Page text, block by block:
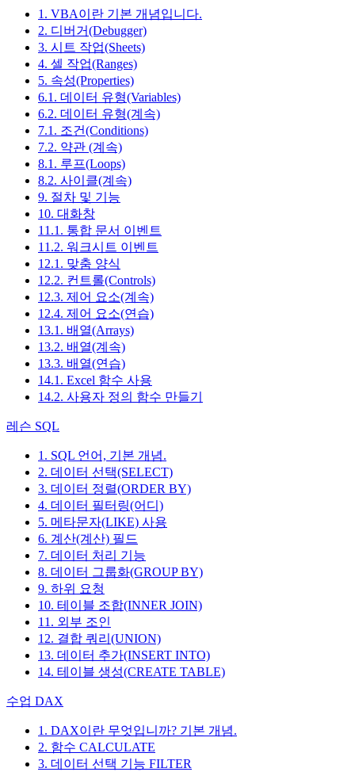
1. VBA이란 기본 개념입니다.
2. 디버거(Debugger)
3. 시트 작업(Sheets)
4. 셀 작업(Ranges)
5. 속성(Properties)
6.1. 데이터 유형(Variables)
6.2. 데이터 유형(계속)
7.1. 조건(Conditions)
7.2. 약관 (계속)
8.1. 루프(Loops)
8.2. 사이클(계속)
9. 절차 및 기능
10. 대화창
11.1. 통합 문서 이벤트
11.2. 워크시트 이벤트
12.1. 맞춤 양식
12.2. 컨트롤(Controls)
12.3. 제어 요소(계속)
12.4. 제어 요소(연습)
13.1. 배열(Arrays)
13.2. 배열(계속)
13.3. 배열(연습)
14.1. Excel 함수 사용
14.2. 사용자 정의 함수 만들기
레슨 SQL
1. SQL 언어, 기본 개념.
2. 데이터 선택(SELECT)
3. 데이터 정렬(ORDER BY)
4. 데이터 필터링(어디)
5. 메타문자(LIKE) 사용
6. 계산(계산) 필드
7. 데이터 처리 기능
8. 데이터 그룹화(GROUP BY)
9. 하위 요청
10. 테이블 조합(INNER JOIN)
11. 외부 조인
12. 결합 쿼리(UNION)
13. 데이터 추가(INSERT INTO)
14. 테이블 생성(CREATE TABLE)
수업 DAX
1. DAX이란 무엇입니까? 기본 개념.
2. 함수 CALCULATE
3. 데이터 선택 기능 FILTER